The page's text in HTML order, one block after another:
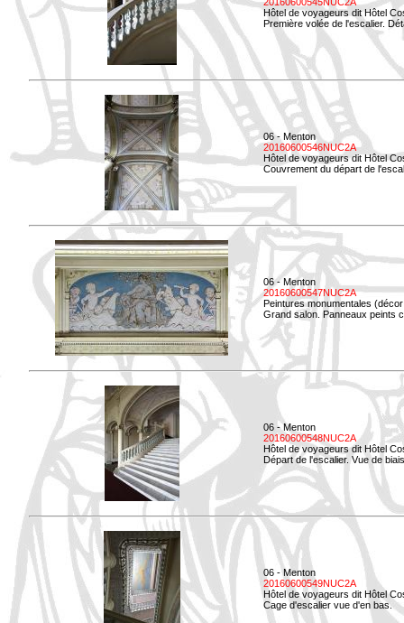
Hôtel de voyageurs dit Hôtel
Première volée de l'escalier.
06 - Menton
20160600546NUC2A
Hôtel de voyageurs dit Hôtel
Couvrement du départ de
06 - Menton
20160600547NUC2A
Peintures monumentales
Grand salon. Panneaux peints
06 - Menton
20160600548NUC2A
Hôtel de voyageurs dit Hôtel
Départ de l'escalier. Vue de
06 - Menton
20160600549NUC2A
Hôtel de voyageurs dit Hôtel
Cage d'escalier vue d'en bas.